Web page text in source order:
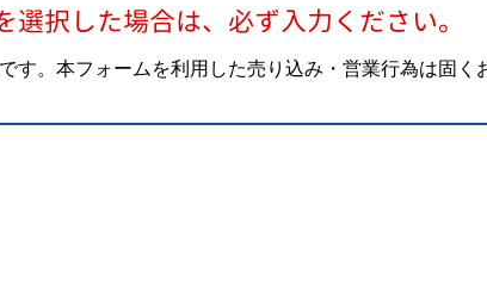
択した場合は、必ず入力ください。
。本フォームを利用した売り込み・営業行為は固く